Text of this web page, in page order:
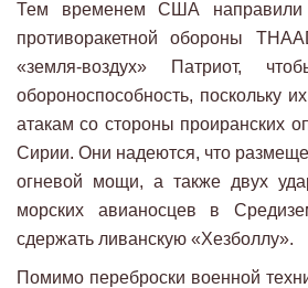
Тем временем США направили
противоракетной обороны
«земля-воздух» Патриот,
обороноспособность, поскольку
атакам со стороны проиранских
Сирии. Они надеются, что
огневой мощи, а также двух
морских авианосцев в
сдержать ливанскую «Хезболлу».
Помимо переброски военной